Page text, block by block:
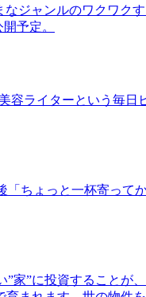
ジャンルのワクワク
予定。
容ライターという毎日
ちょっと一杯寄って
家”に投資することが